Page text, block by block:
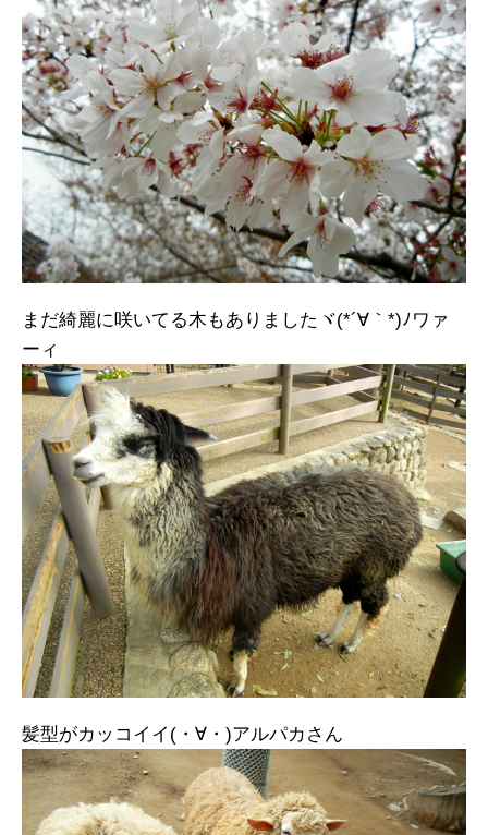
まだ綺麗に咲いてる木もありましたヾ(*´∀｀*)ﾉワァ
ーィ
髪型がカッコイイ(・∀・)アルパカさん